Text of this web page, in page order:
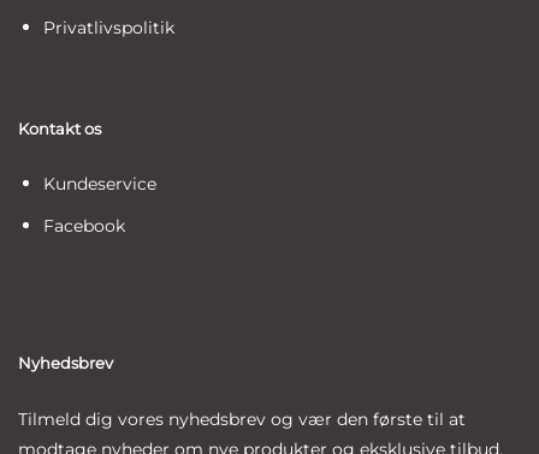
Privatlivspolitik
Kontakt os
Kundeservice
Facebook
Nyhedsbrev
Tilmeld dig vores nyhedsbrev og vær den første til at
modtage nyheder om nye produkter og eksklusive tilbud.